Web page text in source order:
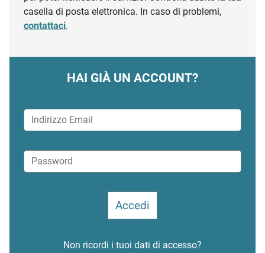
casella di posta elettronica. In caso di problemi,
contattaci.
HAI GIÀ UN ACCOUNT?
Non ricordi i tuoi dati di accesso?